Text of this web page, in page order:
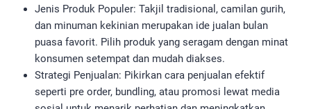
Jenis Produk Populer: Takjil tradisional, camilan gurih,
dan minuman kekinian merupakan ide jualan bulan
puasa favorit. Pilih produk yang seragam dengan minat
konsumen setempat dan mudah diakses.
Strategi Penjualan: Pikirkan cara penjualan efektif
seperti pre order, bundling, atau promosi lewat media